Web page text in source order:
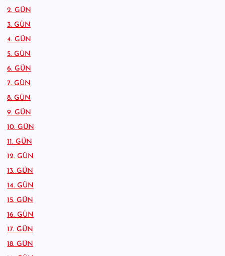
2. GÜN
3. GÜN
4. GÜN
5. GÜN
6. GÜN
7. GÜN
8. GÜN
9. GÜN
10. GÜN
11. GÜN
12. GÜN
13. GÜN
14. GÜN
15. GÜN
16. GÜN
17. GÜN
18. GÜN